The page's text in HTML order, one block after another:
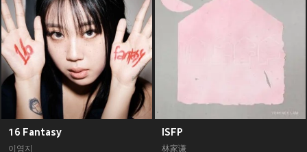
16 Fantasy
이영지
ISFP
林家谦